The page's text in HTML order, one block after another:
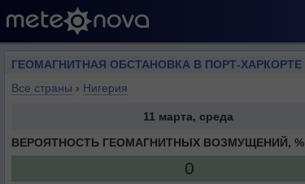
ГЕОМАГНИТНАЯ ОБСТАНОВКА В ПОРТ-ХАРКОРТЕ
Все страны › Нигерия
11 марта, среда
ВЕРОЯТНОСТЬ ГЕОМАГНИТНЫХ ВОЗМУЩЕНИЙ, %
0